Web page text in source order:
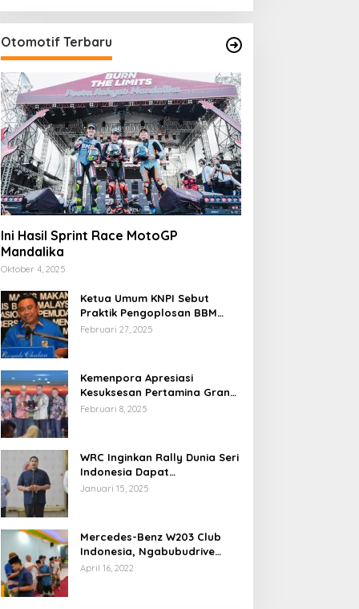
Otomotif Terbaru
Ini Hasil Sprint Race MotoGP
Mandalika
Oktober 4, 2025
Ketua Umum KNPI Sebut
Praktik Pengoplosan BBM
Cederai Kepercayaan
Februari 27, 2025
Kemenpora Apresiasi
Kesuksesan Pertamina Grand
Prix of Indonesia 2024
Februari 8, 2025
WRC Inginkan Rally Dunia Seri
Indonesia Dapat
Terselenggara 2026
Januari 15, 2025
Mercedes-Benz W203 Club
Indonesia, Ngabubudrive
Ramadhan 2022
April 16, 2022